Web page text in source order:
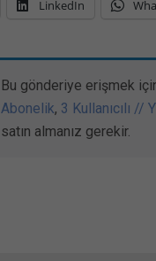
LinkedIn
Bu gönderiye erişmek
Abonelik, 3 Kullanıcılı //
satın almanız gerekir.